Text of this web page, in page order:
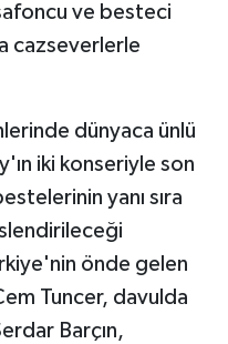
ve besteci
cazseverlerle
dünyaca ünlü
iki konseriyle son
yanı sıra
önde gelen
Tuncer, davulda
Barçın,